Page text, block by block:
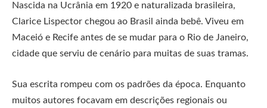
Nascida na Ucrânia em 1920 e naturalizada brasileira,
Clarice Lispector chegou ao Brasil ainda bebê. Viveu em
Maceió e Recife antes de se mudar para o Rio de Janeiro,
cidade que serviu de cenário para muitas de suas tramas.
Sua escrita rompeu com os padrões da época. Enquanto
muitos autores focavam em descrições regionais ou